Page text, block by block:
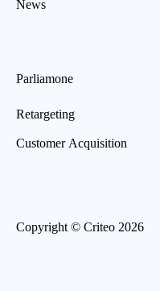
News
Parliamone
Retargeting
Customer Acquisition
Copyright © Criteo 2026